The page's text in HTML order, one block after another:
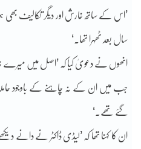
’اس کے ساتھ خارش اور دیگر تکالیف بھی
سال بعد ٹھہرا تھا۔‘
انھوں نے دعویٰ کیا کہ ’اصل میں میرے
جب میں ان کے نہ چاہنے کے باوجود
گئے تھے۔‘
ان کا کہنا تھا کہ ’لیڈی ڈاکٹر نے دانے